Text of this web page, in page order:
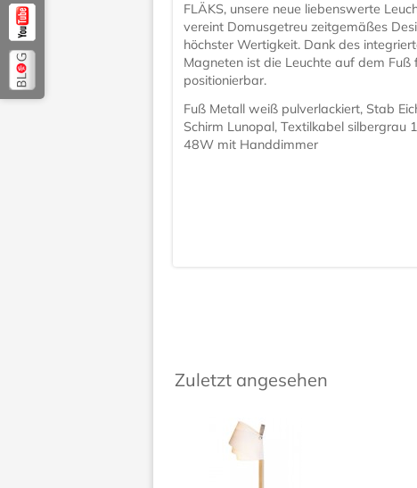
FLÄKS, unsere neue liebenswerte
vereint Domusgetreu zeitgemäßes
höchster Wertigkeit. Dank des
Magneten ist die Leuchte auf dem Fuß
positionierbar.
Fuß Metall weiß pulverlackiert, Stab
Schirm Lunopal, Textilkabel silbergrau
48W mit Handdimmer
Zuletzt angesehen